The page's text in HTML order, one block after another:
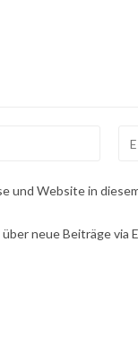
und Website in
neue Beiträge via